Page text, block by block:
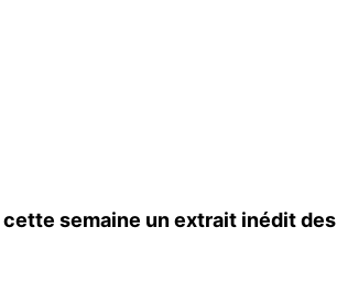
semaine un extrait inédit des